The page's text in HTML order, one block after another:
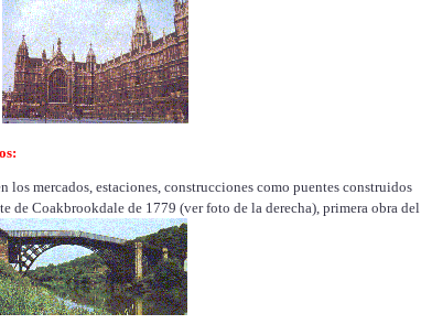
mercados, estaciones, construcciones como puentes construidos
de Coakbrookdale de 1779 (ver foto de la derecha), primera obra del